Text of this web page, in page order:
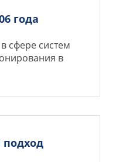
года
сфере систем
в